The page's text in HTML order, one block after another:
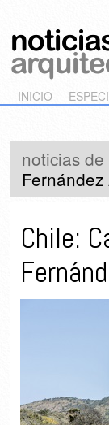
Main menu
Skip to primary
Skip to secondary
INICIO
noticias
Chile: